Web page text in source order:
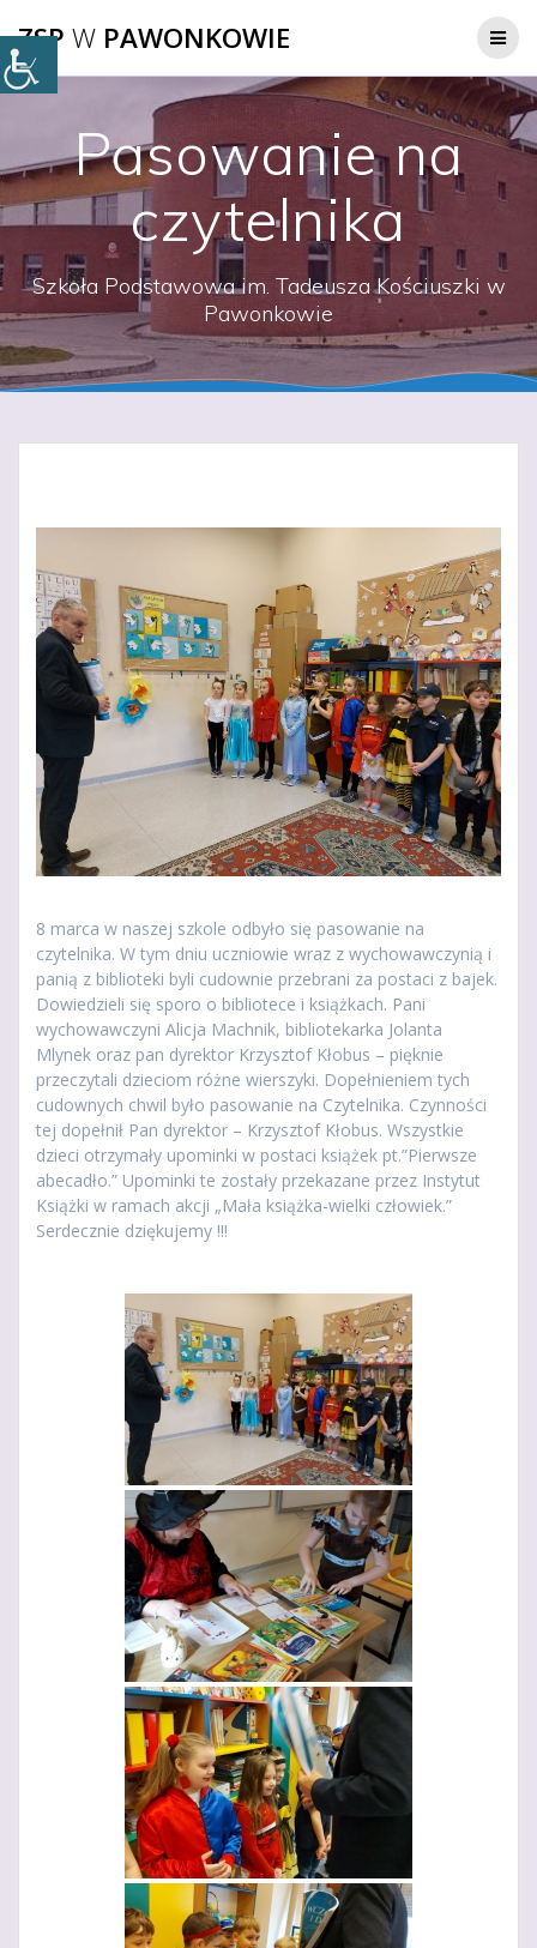
do
ZSP W PAWONKOWIE
Pasowanie na
czytelnika
Szkoła Podstawowa im. Tadeusza Kościuszki w
Pawonkowie
8 marca w naszej szkole odbyło się pasowanie na
czytelnika. W tym dniu uczniowie wraz z wychowawczynią i
panią z biblioteki byli cudownie przebrani za postaci z bajek.
Dowiedzieli się sporo o bibliotece i książkach. Pani
wychowawczyni Alicja Machnik, bibliotekarka Jolanta
Mlynek oraz pan dyrektor Krzysztof Kłobus – pięknie
przeczytali dzieciom różne wierszyki. Dopełnieniem tych
cudownych chwil było pasowanie na Czytelnika. Czynności
tej dopełnił Pan dyrektor – Krzysztof Kłobus. Wszystkie
dzieci otrzymały upominki w postaci książek pt.”Pierwsze
abecadło.” Upominki te zostały przekazane przez Instytut
Książki w ramach akcji „Mała książka-wielki człowiek.”
Serdecznie dziękujemy !!!